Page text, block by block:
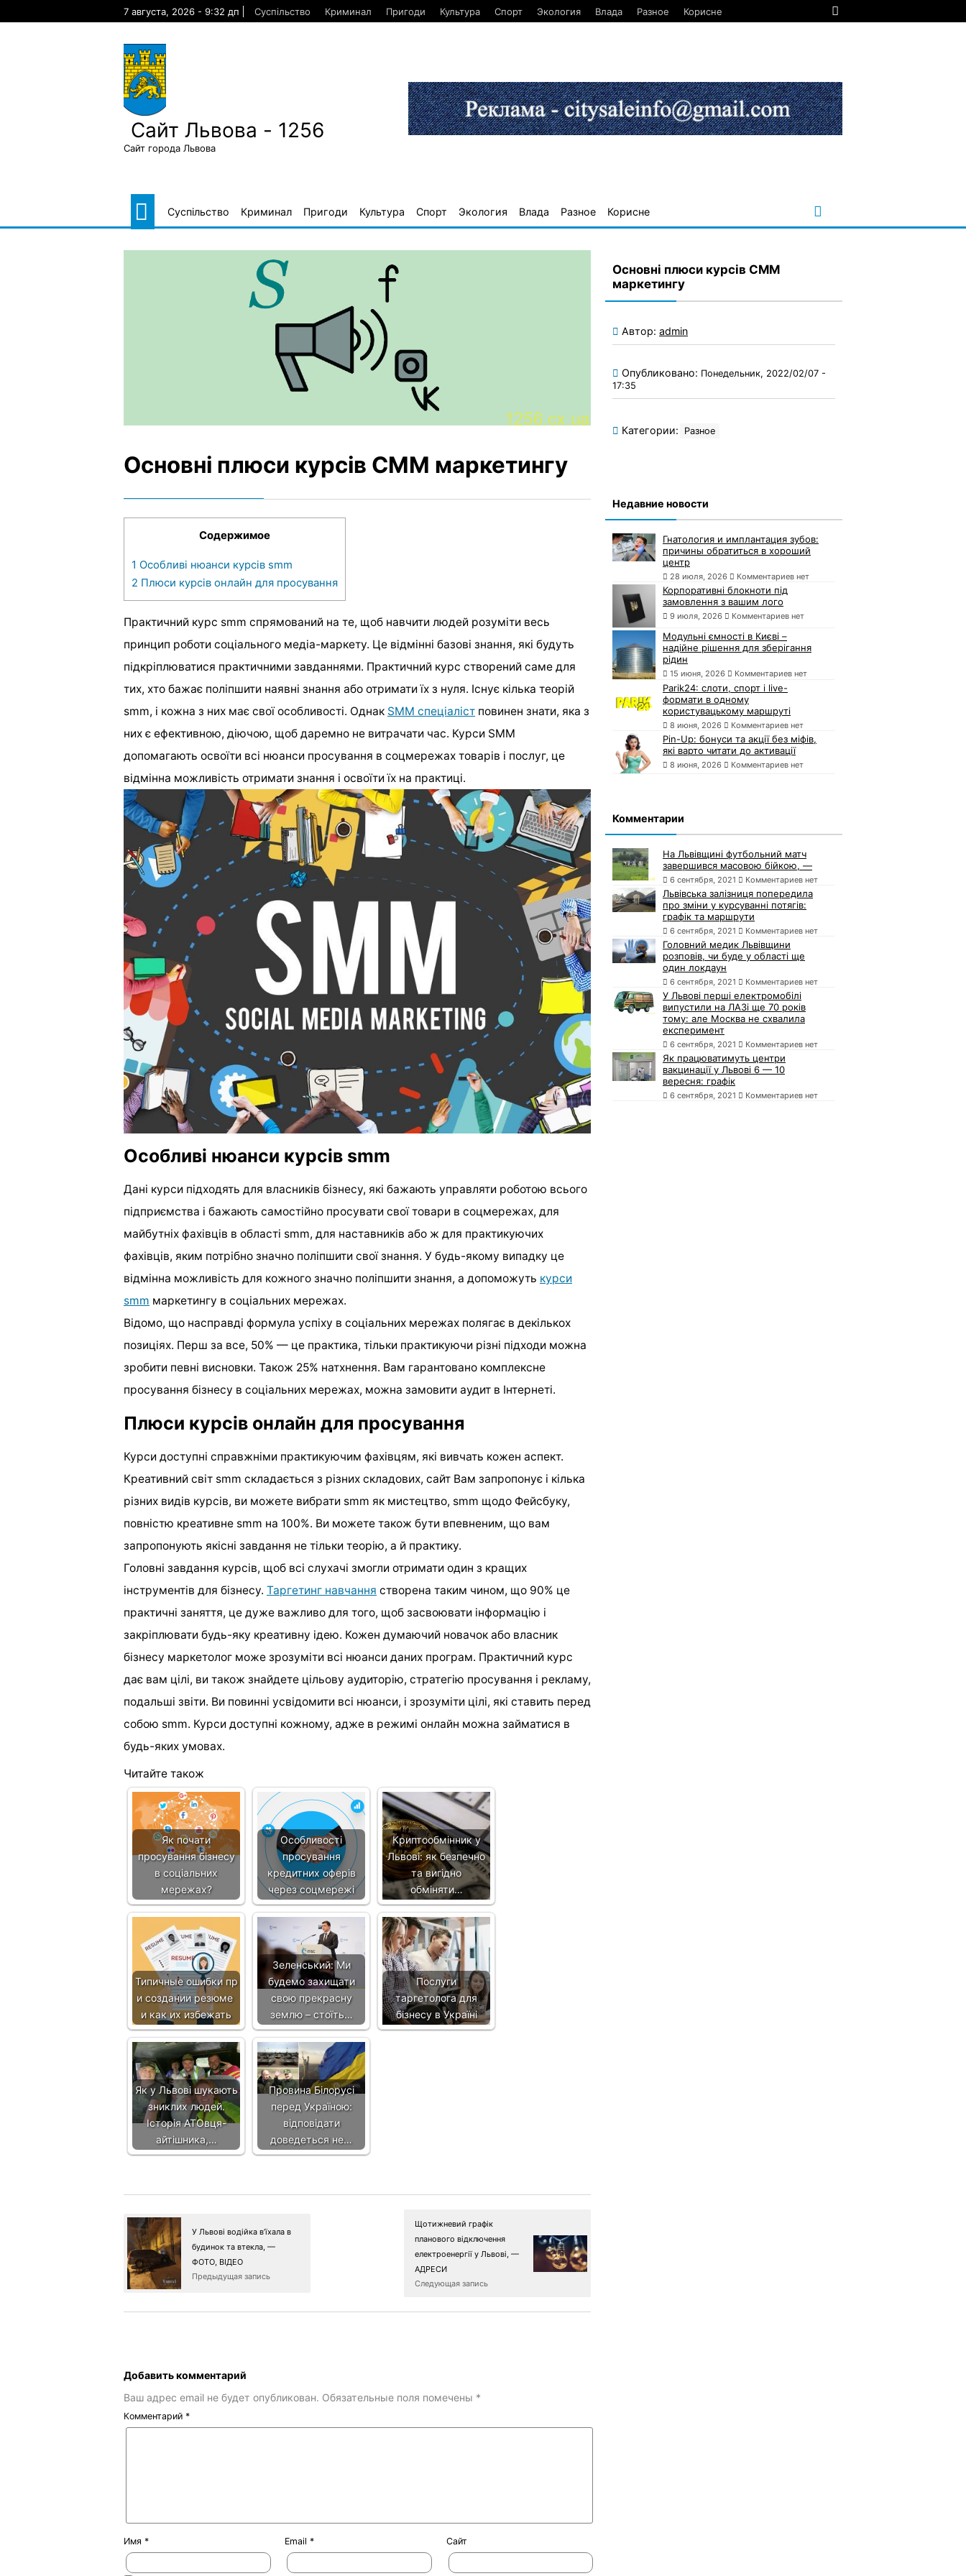
7 августа, 2026 - 9:32 дп Суспільство Криминал Пригоди Культура Спорт Экология Влада Разное Корисне
Сайт Львова - 1256
Сайт города Львова
Суспільство Криминал Пригоди Культура Спорт Экология Влада Разное Корисне
Основні плюси курсів СММ маркетингу
Содержимое
1 Особливі нюанси курсів smm
2 Плюси курсів онлайн для просування
Практичний курс smm спрямований на те, щоб навчити людей розуміти весь
принцип роботи соціального медіа-маркету. Це відмінні базові знання, які будуть
підкріплюватися практичними завданнями. Практичний курс створений саме для
тих, хто бажає поліпшити наявні знання або отримати їх з нуля. Існує кілька теорій
smm, і кожна з них має свої особливості. Однак SMM спеціаліст повинен знати, яка з
них є ефективною, діючою, щоб даремно не витрачати час. Курси SMM
допомагають освоїти всі нюанси просування в соцмережах товарів і послуг, це
відмінна можливість отримати знання і освоїти їх на практиці.
Особливі нюанси курсів smm
Дані курси підходять для власників бізнесу, які бажають управляти роботою всього
підприємства і бажають самостійно просувати свої товари в соцмережах, для
майбутніх фахівців в області smm, для наставників або ж для практикуючих
фахівців, яким потрібно значно поліпшити свої знання. У будь-якому випадку це
відмінна можливість для кожного значно поліпшити знання, а допоможуть курси
smm маркетингу в соціальних мережах.
Відомо, що насправді формула успіху в соціальних мережах полягає в декількох
позиціях. Перш за все, 50% — це практика, тільки практикуючи різні підходи можна
зробити певні висновки. Також 25% натхнення. Вам гарантовано комплексне
просування бізнесу в соціальних мережах, можна замовити аудит в Інтернеті.
Плюси курсів онлайн для просування
Курси доступні справжніми практикуючим фахівцям, які вивчать кожен аспект.
Креативний світ smm складається з різних складових, сайт Вам запропонує і кілька
різних видів курсів, ви можете вибрати smm як мистецтво, smm щодо Фейсбуку,
повністю креативне smm на 100%. Ви можете також бути впевненим, що вам
запропонують якісні завдання не тільки теорію, а й практику.
Головні завдання курсів, щоб всі слухачі змогли отримати один з кращих
інструментів для бізнесу. Таргетинг навчання створена таким чином, що 90% це
практичні заняття, це дуже важливо для того, щоб засвоювати інформацію і
закріплювати будь-яку креативну ідею. Кожен думаючий новачок або власник
бізнесу маркетолог може зрозуміти всі нюанси даних програм. Практичний курс
дає вам цілі, ви також знайдете цільову аудиторію, стратегію просування і рекламу,
подальші звіти. Ви повинні усвідомити всі нюанси, і зрозуміти цілі, які ставить перед
собою smm. Курси доступні кожному, адже в режимі онлайн можна займатися в
будь-яких умовах.
Читайте також
Як почати
просування бізнесу
в соціальних
мережах?
Особливості
просування
кредитних оферів
через соцмережі
Криптообмінник у
Львові: як безпечно
та вигідно
обміняти…
Типичные ошибки пр
и создании резюме
и как их избежать
Зеленський: Ми
будемо захищати
свою прекрасну
землю – стоїть…
Послуги
таргетолога для
бізнесу в Україні
Як у Львові шукають
зниклих людей.
Історія АТОвця-
айтішника,…
Провина Білорусі
перед Україною:
відповідати
доведеться не…
У Львові водійка в’їхала в
будинок та втекла, —
ФОТО, ВІДЕО
Предыдущая запись
Щотижневий графік
планового відключення
електроенергії у Львові, —
АДРЕСИ
Следующая запись
Добавить комментарий
Ваш адрес email не будет опубликован. Обязательные поля помечены *
Комментарий *
Имя * Email* Сайт
Основні плюси курсів СММ
маркетингу
Автор: admin
Опубликовано: Понедельник, 2022/02/07 -
17:35
Категории: Разное
Недавние новости
Гнатология и имплантация зубов:
причины обратиться в хороший
центр
28 июля, 2026 Комментариев нет
Корпоративні блокноти під
замовлення з вашим лого
9 июля, 2026 Комментариев нет
Модульні ємності в Києві –
надійне рішення для зберігання
рідин
15 июня, 2026 Комментариев нет
Parik24: слоти, спорт і live-
формати в одному
користувацькому маршруті
8 июня, 2026 Комментариев нет
Pin-Up: бонуси та акції без міфів,
які варто читати до активації
8 июня, 2026 Комментариев нет
Комментарии
На Львівщині футбольний матч
завершився масовою бійкою, —
6 сентября, 2021 Комментариев нет
Львівська залізниця попередила
про зміни у курсуванні потягів:
графік та маршрути
6 сентября, 2021 Комментариев нет
Головний медик Львівщини
розповів, чи буде у області ще
один локдаун
6 сентября, 2021 Комментариев нет
У Львові перші електромобілі
випустили на ЛАЗі ще 70 років
тому: але Москва не схвалила
експеримент
6 сентября, 2021 Комментариев нет
Як працюватимуть центри
вакцинації у Львові 6 — 10
вересня: графік
6 сентября, 2021 Комментариев нет